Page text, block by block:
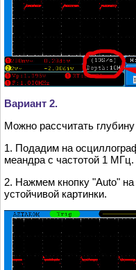
Вариант 2.
Можно рассчитать
1. Подадим на
меандра с частотой 1 МГц.
2. Нажмем кнопку "Auto"
устойчивой картинки.